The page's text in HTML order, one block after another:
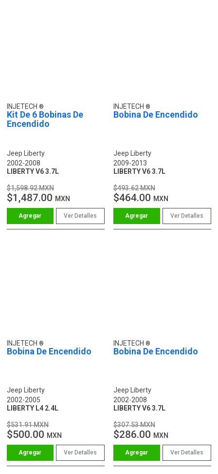
INJETECH
Kit De 6 Bobinas De
Encendido
Jeep Liberty
2002-2008
LIBERTY V6 3.7L
$1,598.92 MXN
$1,487.00 MXN
Ver Detalles
INJETECH
Bobina De Encendido
Jeep Liberty
2009-2013
LIBERTY V6 3.7L
$493.62 MXN
$464.00 MXN
Ver Detalles
INJETECH
Bobina De Encendido
Jeep Liberty
2002-2005
LIBERTY L4 2.4L
$531.91 MXN
$500.00 MXN
Ver Detalles
INJETECH
Bobina De Encendido
Jeep Liberty
2002-2008
LIBERTY V6 3.7L
$307.53 MXN
$286.00 MXN
Ver Detalles